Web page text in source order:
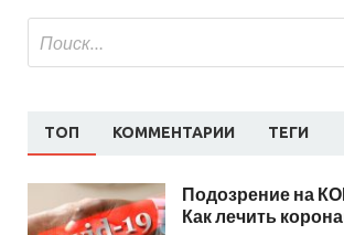
ТОП КОММЕНТАРИИ ТЕГИ
Подозрение на
Как лечить